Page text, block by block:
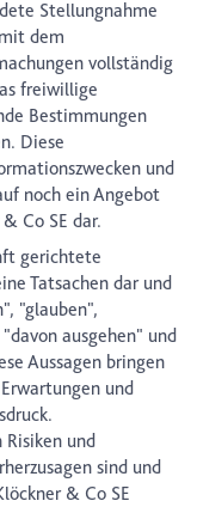
Stellungnahme
dem
vollständig
freiwillige
Bestimmungen
Diese
und
noch ein Angebot
Co SE dar.
gerichtete
Tatsachen dar und
"glauben",
ausgehen" und
Aussagen bringen
und
und
sind und
& Co SE